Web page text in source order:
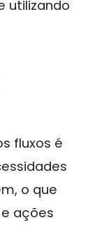
utilizando
fluxos é
o que
ações